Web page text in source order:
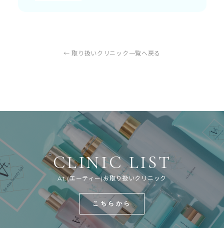
← 取り扱いクリニック一覧へ戻る
CLINIC LIST
At.(エーティー)お取り扱いクリニック
こちらから